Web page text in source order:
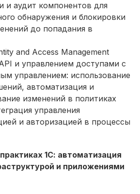
и аудит компонентов для
обнаружения и блокировки
до попадания в
and Access Management
и управлением доступами с
управлением: использование
автоматизация и
изменений в политиках
управления
и авторизацией в процессы
1С: автоматизация
и приложениями